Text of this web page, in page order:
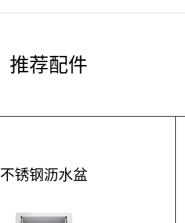
推荐配件
不锈钢沥水盆